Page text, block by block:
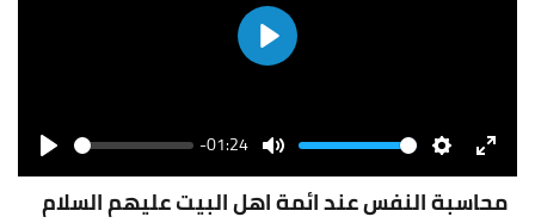
Play
Play
Seek -01:24
Mute
Volume
SettingsEnter
محاسبة النفس عند ائمة اهل البيت عليهم السلام